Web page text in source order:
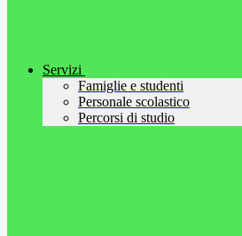
Servizi
Famiglie e studenti
Personale scolastico
Percorsi di studio